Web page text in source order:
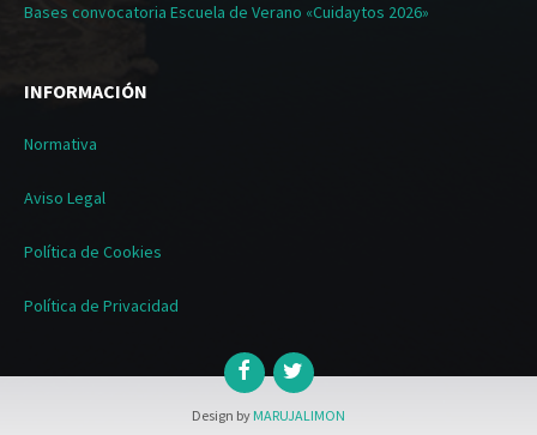
Bases convocatoria Escuela de Verano «Cuidaytos 2026»
INFORMACIÓN
Normativa
Aviso Legal
Política de Cookies
Política de Privacidad
Design by MARUJALIMON